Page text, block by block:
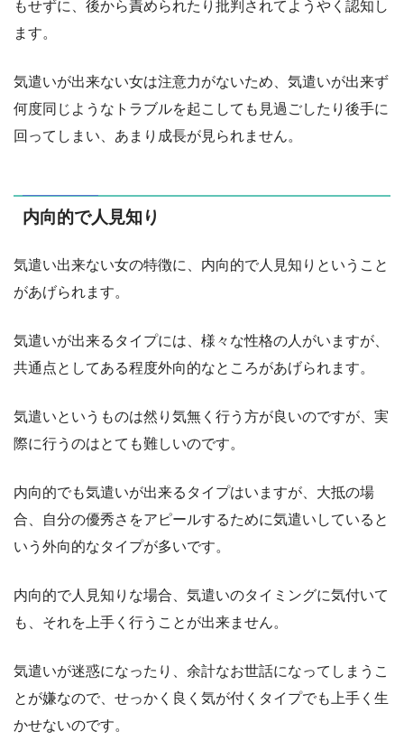
もせずに、後から責められたり批判されてようやく認知し
ます。
気遣いが出来ない女は注意力がないため、気遣いが出来ず
何度同じようなトラブルを起こしても見過ごしたり後手に
回ってしまい、あまり成長が見られません。
内向的で人見知り
気遣い出来ない女の特徴に、内向的で人見知りということ
があげられます。
気遣いが出来るタイプには、様々な性格の人がいますが、
共通点としてある程度外向的なところがあげられます。
気遣いというものは然り気無く行う方が良いのですが、実
際に行うのはとても難しいのです。
内向的でも気遣いが出来るタイプはいますが、大抵の場
合、自分の優秀さをアピールするために気遣いしていると
いう外向的なタイプが多いです。
内向的で人見知りな場合、気遣いのタイミングに気付いて
も、それを上手く行うことが出来ません。
気遣いが迷惑になったり、余計なお世話になってしまうこ
とが嫌なので、せっかく良く気が付くタイプでも上手く生
かせないのです。